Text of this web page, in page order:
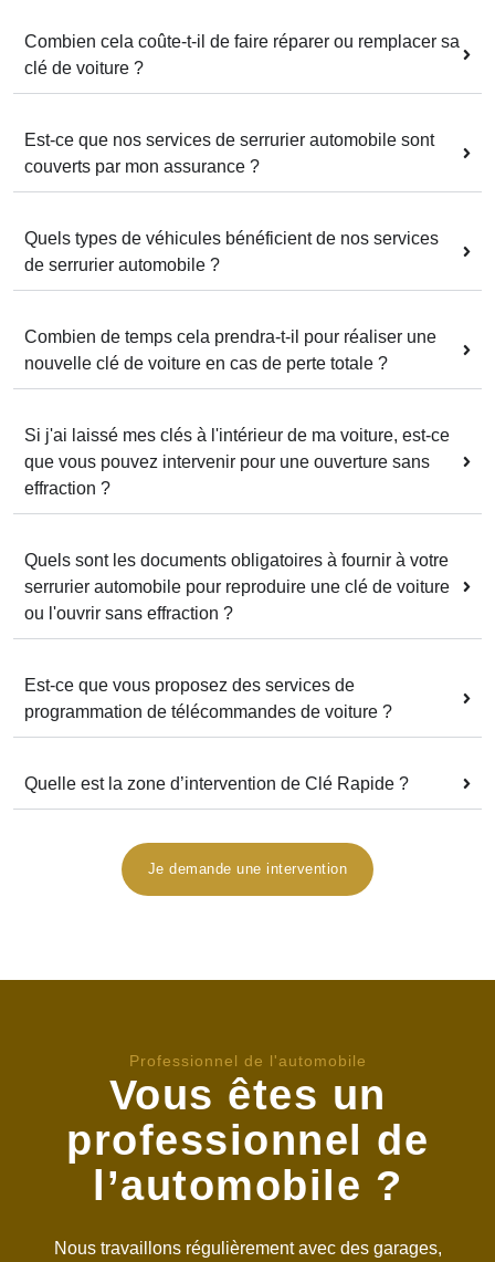
Combien cela coûte-t-il de faire réparer ou remplacer sa
clé de voiture ?
Est-ce que nos services de serrurier automobile sont
couverts par mon assurance ?
Quels types de véhicules bénéficient de nos services
de serrurier automobile ?
Combien de temps cela prendra-t-il pour réaliser une
nouvelle clé de voiture en cas de perte totale ?
Si j'ai laissé mes clés à l'intérieur de ma voiture, est-ce
que vous pouvez intervenir pour une ouverture sans
effraction ?
Quels sont les documents obligatoires à fournir à votre
serrurier automobile pour reproduire une clé de voiture
ou l'ouvrir sans effraction ?
Est-ce que vous proposez des services de
programmation de télécommandes de voiture ?
Quelle est la zone d’intervention de Clé Rapide ?
Je demande une intervention
Professionnel de l'automobile
Vous êtes un
professionnel de
l’automobile ?
Nous travaillons régulièrement avec des garages,